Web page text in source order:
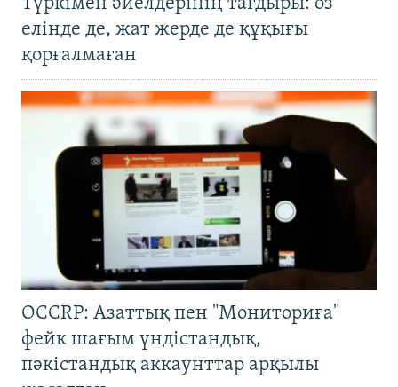
Түркімен әйелдерінің тағдыры: өз
елінде де, жат жерде де құқығы
қорғалмаған
OCCRP: Азаттық пен "Мониториға"
фейк шағым үндістандық,
пәкістандық аккаунттар арқылы